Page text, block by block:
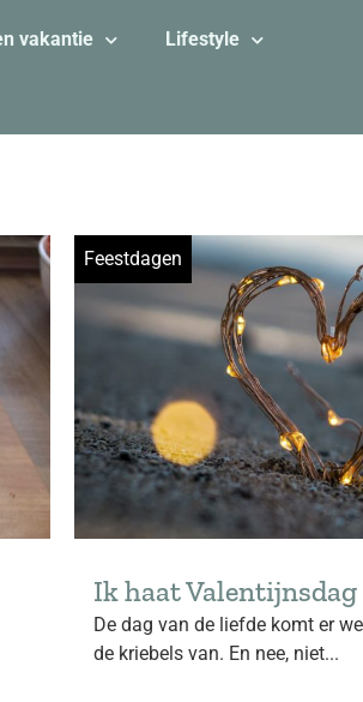
vakantie Lifestyle
Feestdagen
Ik haat Valentijnsdag
De dag van de liefde komt er
de kriebels van. En nee, niet...